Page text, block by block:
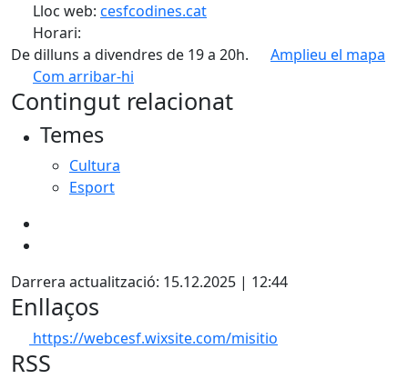
Lloc web: cesfcodines.cat
Horari:
De dilluns a divendres de 19 a 20h.
Amplieu el mapa
Com arribar-hi
+
Contingut relacionat
Temes
Cultura
Esport
Darrera actualització: 15.12.2025 | 12:44
Enllaços
https://webcesf.wixsite.com/misitio
RSS